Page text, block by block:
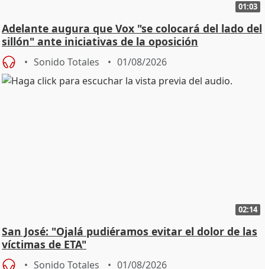
01:03
Adelante augura que Vox "se colocará del lado del
sillón" ante iniciativas de la oposición
Sonido Totales 01/08/2026
02:14
San José: "Ojalá pudiéramos evitar el dolor de las
víctimas de ETA"
Sonido Totales 01/08/2026